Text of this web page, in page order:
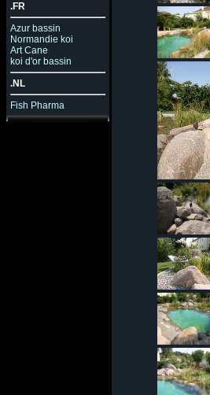
.FR
Azur bassin
Normandie koi
Art Cane
koi d'or bassin
.NL
Fish Pharma